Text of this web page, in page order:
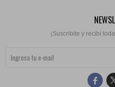
¡Suscribite y recibí
